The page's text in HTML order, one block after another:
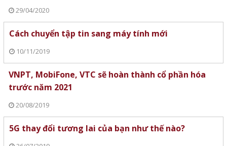
29/04/2020
Cách chuyển tập tin sang máy tính mới
10/11/2019
VNPT, MobiFone, VTC sẽ hoàn thành cổ phần hóa
trước năm 2021
20/08/2019
5G thay đổi tương lai của bạn như thế nào?